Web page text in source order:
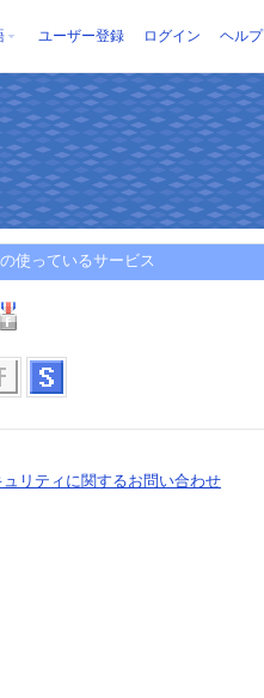
ユーザー登録 ログイン ヘルプ
使っているサービス
ュリティに関するお問い合わせ